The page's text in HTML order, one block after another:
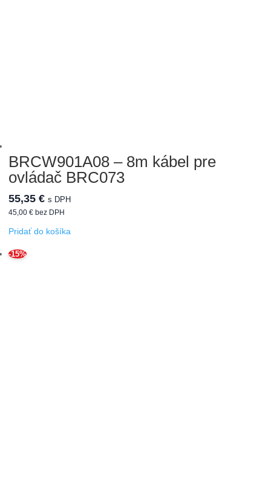
BRCW901A08 – 8m kábel pre
ovládač BRC073
55,35 € s DPH
45,00 € bez DPH
Pridať do košíka
-15%